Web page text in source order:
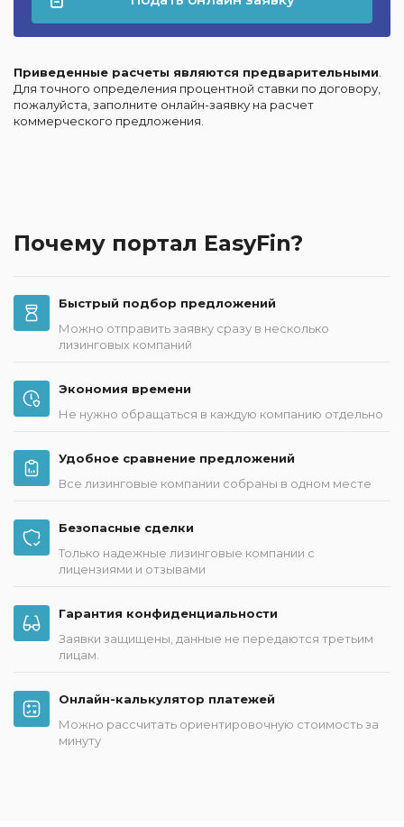
Приведенные расчеты являются предварительными
Для точного определения процентной ставки по договору,
пожалуйста, заполните онлайн-заявку на расчет
коммерческого предложения.
Почему портал EasyFin?
Быстрый подбор предложений
Можно отправить заявку сразу в несколько
лизинговых компаний
Экономия времени
Не нужно обращаться в каждую компанию отдельно
Удобное сравнение предложений
Все лизинговые компании собраны в одном месте
Безопасные сделки
Только надежные лизинговые компании с
лицензиями и отзывами
Гарантия конфиденциальности
Заявки защищены, данные не передаются третьим
лицам.
Онлайн-калькулятор платежей
Можно рассчитать ориентировочную стоимость за
минуту